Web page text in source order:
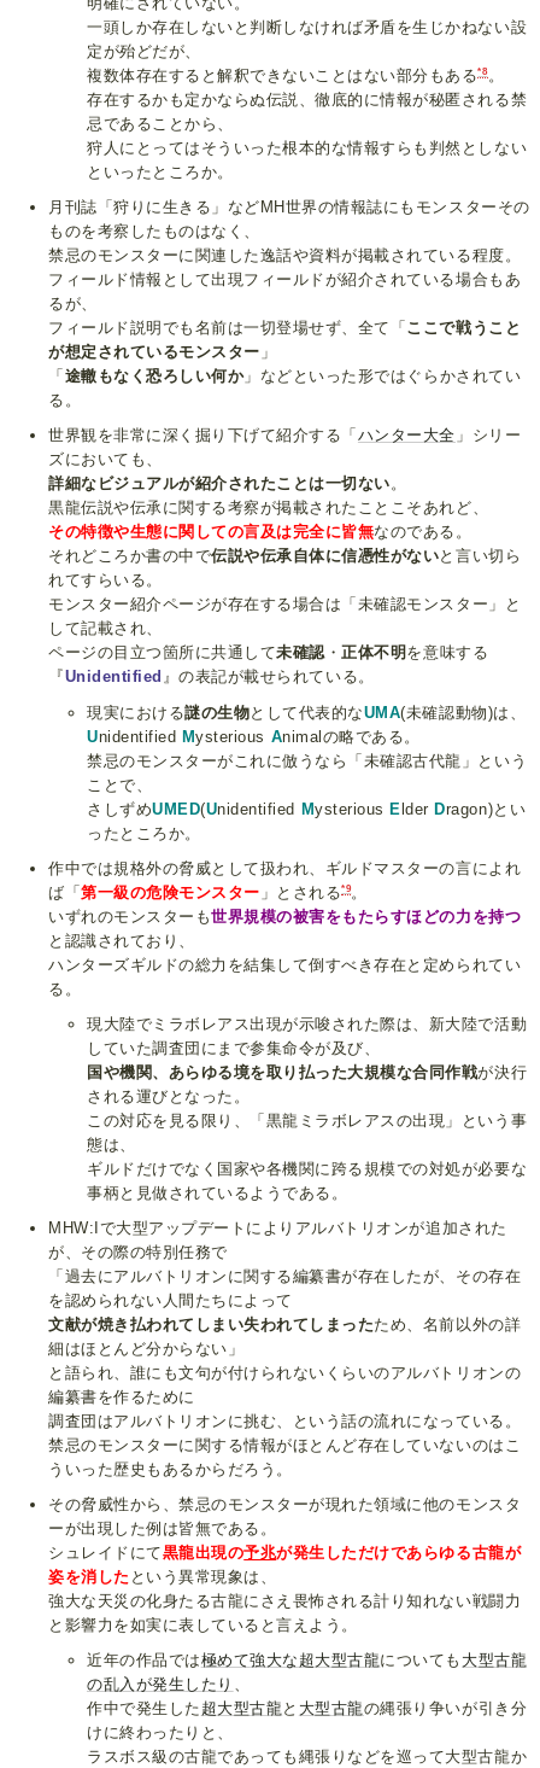
一頭しか存在しないと判断しなければ矛盾を生じかねない設
定が殆どだが、
複数体存在すると解釈できないことはない部分もある*8。
存在するかも定かならぬ伝説、徹底的に情報が秘匿される禁
忌であることから、
狩人にとってはそういった根本的な情報すらも判然としない
といったところか。
月刊誌「狩りに生きる」などMH世界の情報誌にもモンスターその
ものを考察したものはなく、
禁忌のモンスターに関連した逸話や資料が掲載されている程度。
フィールド情報として出現フィールドが紹介されている場合もあ
るが、
フィールド説明でも名前は一切登場せず、全て「 ここで戦うこと
が想定されているモンスター 」
「 途轍もなく恐ろしい何か」などといった形ではぐらかされてい
る。
世界観を非常に深く掘り下げて紹介する「 ハンター大全 」シリー
ズにおいても、
詳細なビジュアルが紹介されたことは一切ない。
黒龍伝説や伝承に関する考察が掲載されたことこそあれど、
その特徴や生態に関しての言及は完全に皆無なのである。
それどころか書の中で伝説や伝承自体に信憑性がないと言い切ら
れてすらいる。
モンスター紹介ページが存在する場合は「未確認モンスター」と
して記載され、
ページの目立つ箇所に共通して未確認・正体不明 を意味する
『Unidentified 』の表記が載せられている。
現実における謎の生物として代表的なUMA(未確認動物)は、
Unidentified Mysterious Animalの略である。
禁忌のモンスターがこれに倣うなら「未確認古代龍」という
ことで、
さしずめUMED(Unidentified MysteriousElderDragon)とい
ったところか。
作中では規格外の脅威として扱われ、ギルドマスターの言によれ
ば「第一級の危険モンスター 」とされる*9。
いずれのモンスターも世界規模の被害をもたらすほどの力を持つ
と認識されており、
ハンターズギルドの総力を結集して倒すべき存在と定められてい
る。
現大陸でミラボレアス出現が示唆された際は、新大陸で活動
していた調査団にまで参集命令が及び、
国や機関、あらゆる境を取り払った大規模な合同作戦が決行
される運びとなった。
この対応を見る限り、「黒龍ミラボレアスの出現」という事
態は、
ギルドだけでなく国家や各機関に跨る規模での対処が必要な
事柄と見做されているようである。
MHW:Iで大型アップデートによりアルバトリオンが追加された
が、その際の特別任務で
「過去にアルバトリオンに関する編纂書が存在したが、その存在
を認められない人間たちによって
文献が焼き払われてしまい失われてしまったため、名前以外の詳
細はほとんど分からない」
と語られ、誰にも文句が付けられないくらいのアルバトリオンの
編纂書を作るために
調査団はアルバトリオンに挑む、という話の流れになっている。
禁忌のモンスターに関する情報がほとんど存在していないのはこ
ういった歴史もあるからだろう。
その脅威性から、禁忌のモンスターが現れた領域に他のモンスタ
ーが出現した例は皆無である。
シュレイドにて黒龍出現の予兆が発生しただけであらゆる古龍が
姿を消した という異常現象は、
強大な天災の化身たる古龍にさえ畏怖される計り知れない戦闘力
と影響力を如実に表していると言えよう。
近年の作品では極めて強大な 超大型古龍についても 大型古龍
の乱入 が発生 したり 、
作中で発生した 超大型古龍と 大型古龍の縄張り争いが引き分
けに終わったりと、
ラスボス級の古龍であっても縄張りなどを巡って大型古龍か